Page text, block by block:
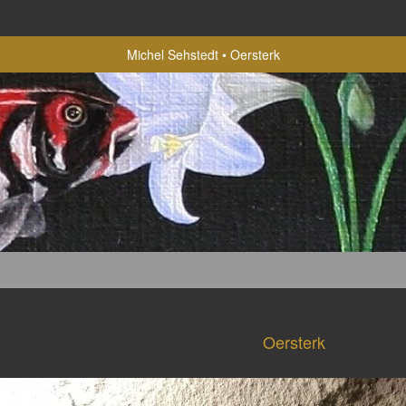
Michel Sehstedt Oersterk
Oersterk